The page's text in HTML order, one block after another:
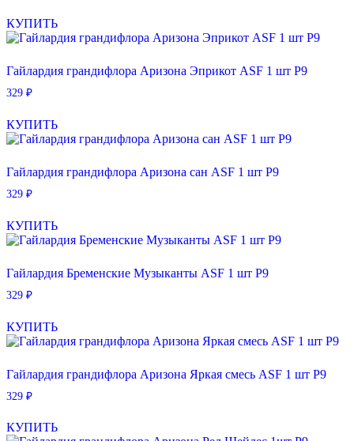
КУПИТЬ
Гайлардия грандифлора Аризона Эприкот ASF 1 шт Р9
329 ₽
КУПИТЬ
Гайлардия грандифлора Аризона сан ASF 1 шт Р9
329 ₽
КУПИТЬ
Гайлардия Бременские Музыканты ASF 1 шт Р9
329 ₽
КУПИТЬ
Гайлардия грандифлора Аризона Яркая смесь ASF 1 шт Р9
329 ₽
КУПИТЬ